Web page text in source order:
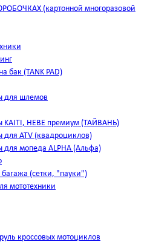
(картонной многоразовой
бак (TANK PAD)
для шлемов
KAITI, HEBE премиум (ТАЙВАНЬ)
для ATV (квадроциклов)
для мопеда ALPHA (Альфа)
(сетки, "пауки")
мототехники
кроссовых мотоциклов